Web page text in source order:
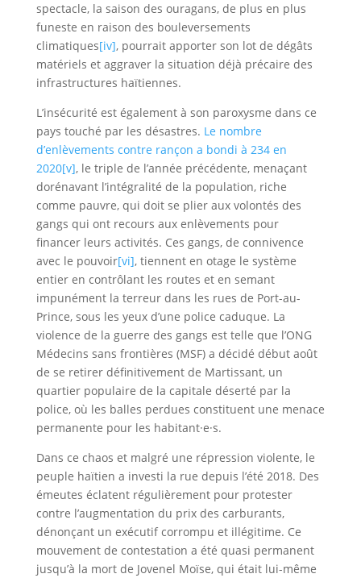
spectacle, la saison des ouragans, de plus en plus
funeste en raison des bouleversements
climatiques[iv], pourrait apporter son lot de dégâts
matériels et aggraver la situation déjà précaire des
infrastructures haïtiennes.
L’insécurité est également à son paroxysme dans ce
pays touché par les désastres. Le nombre
d’enlèvements contre rançon a bondi à 234 en
2020[v], le triple de l’année précédente, menaçant
dorénavant l’intégralité de la population, riche
comme pauvre, qui doit se plier aux volontés des
gangs qui ont recours aux enlèvements pour
financer leurs activités. Ces gangs, de connivence
avec le pouvoir[vi], tiennent en otage le système
entier en contrôlant les routes et en semant
impunément la terreur dans les rues de Port-au-
Prince, sous les yeux d’une police caduque. La
violence de la guerre des gangs est telle que l’ONG
Médecins sans frontières (MSF) a décidé début août
de se retirer définitivement de Martissant, un
quartier populaire de la capitale déserté par la
police, où les balles perdues constituent une menace
permanente pour les habitant·e·s.
Dans ce chaos et malgré une répression violente, le
peuple haïtien a investi la rue depuis l’été 2018. Des
émeutes éclatent régulièrement pour protester
contre l’augmentation du prix des carburants,
dénonçant un exécutif corrompu et illégitime. Ce
mouvement de contestation a été quasi permanent
jusqu’à la mort de Jovenel Moïse, qui était lui-même